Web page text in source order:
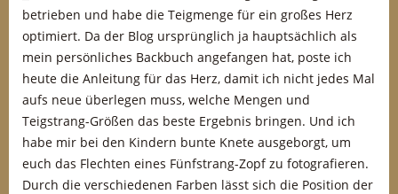
betrieben und habe die Teigmenge für ein großes Herz
optimiert. Da der Blog ursprünglich ja hauptsächlich als
mein persönliches Backbuch angefangen hat, poste ich
heute die Anleitung für das Herz, damit ich nicht jedes Mal
aufs neue überlegen muss, welche Mengen und
Teigstrang-Größen das beste Ergebnis bringen. Und ich
habe mir bei den Kindern bunte Knete ausgeborgt, um
euch das Flechten eines Fünfstrang-Zopf zu fotografieren.
Durch die verschiedenen Farben lässt sich die Position der